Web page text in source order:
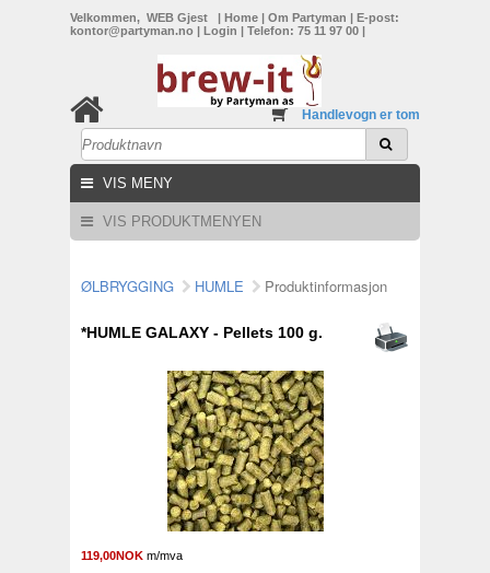
Velkommen, WEB Gjest | Home | Om Partyman | E-post:
kontor@partyman.no | Login | Telefon: 75 11 97 00 |
Handlevogn er tom
VIS MENY
VIS PRODUKTMENYEN
ØLBRYGGING HUMLE Produktinformasjon
*HUMLE GALAXY - Pellets 100 g.
119,00NOK m/mva